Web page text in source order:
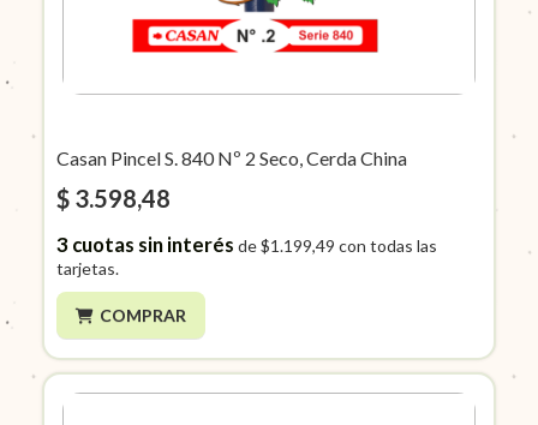
Casan Pincel S. 840 Nº 2 Seco, Cerda China
$ 3.598,48
3cuotas sin interés de$1.199,49 con todas las
tarjetas.
COMPRAR